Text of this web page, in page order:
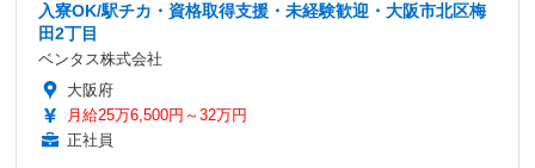
入寮OK/駅チカ・資格取得支援・未経験歓迎・大阪市北区梅
田2丁目
ベンタス株式会社
大阪府
月給25万6,500円～32万円
正社員